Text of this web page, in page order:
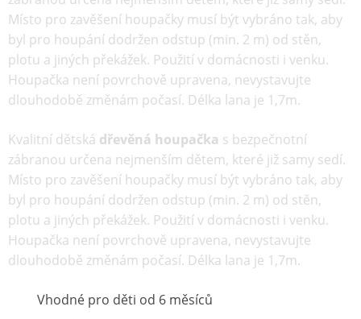
Místo pro zavěšení houpačky musí být vybráno tak, aby
byl pro houpání dodržen odstup (min. 2 m) od stěn,
plotu a jiných překážek. Použití v domácnosti i venku.
Houpačka není povrchově upravena, nevystavujte
dlouhodobě změnám počasí. Délka lana je 1,7m.
Kvalitní dětská dřevěná houpačka s bezpečnotní
zábranou určena nejmenším dětem, které již samy sedí.
Místo pro zavěšení houpačky musí být vybráno tak, aby
byl pro houpání dodržen odstup (min. 2 m) od stěn,
plotu a jiných překážek. Použití v domácnosti i venku.
Houpačka není povrchově upravena, nevystavujte
dlouhodobě změnám počasí. Délka lana je 1,7m.
Vhodné pro děti od 6 měsíců